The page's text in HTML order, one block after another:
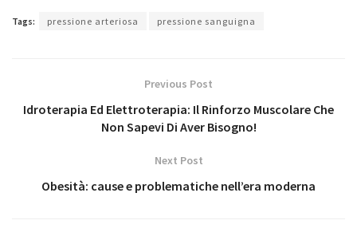
Tags: pressione arteriosa pressione sanguigna
Previous Post
Idroterapia Ed Elettroterapia: Il Rinforzo Muscolare Che
Non Sapevi Di Aver Bisogno!
Next Post
Obesità: cause e problematiche nell’era moderna